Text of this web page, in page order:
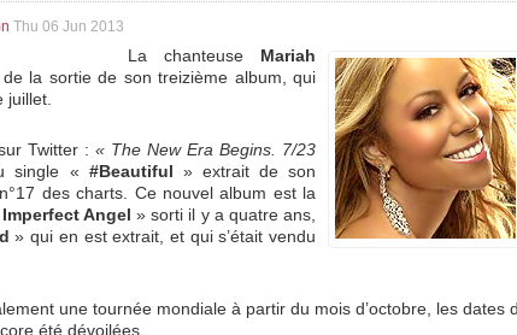
Thu 06 Jun 2013
La chanteuse Mariah
la sortie de son treizième album, qui
juillet.
Twitter : « The New Era Begins. 7/23
single « #Beautiful » extrait de son
des charts. Ce nouvel album est la
Angel » sorti il y a quatre ans,
» qui en est extrait, et qui s’était vendu
une tournée mondiale à partir du mois d’octobre, les dates
été dévoilées.